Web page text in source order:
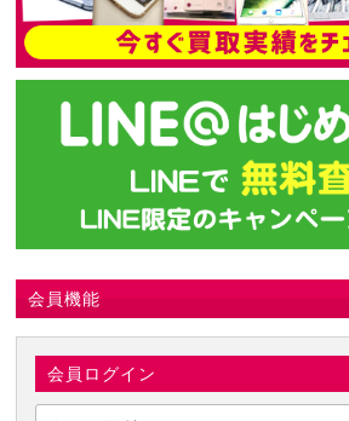
会員機能
会員ログイン